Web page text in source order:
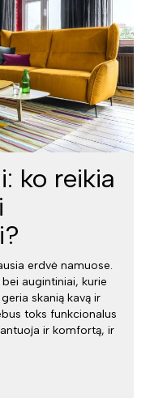
ko reikia
erdvė namuose.
augintiniai, kurie
skanią kavą ir
toks funkcionalus
ir komfortą, ir